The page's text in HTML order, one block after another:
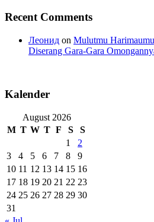
Recent Comments
Леонид on Mulutmu
Diserang Gara-Gara
Kalender
August 2026
M T W T F S
S
1
2
3
4 5 6 7 8
9
10 11 12 13 14 15 16
17 18 19 20 21 22 23
24 25 26 27 28 29 30
31